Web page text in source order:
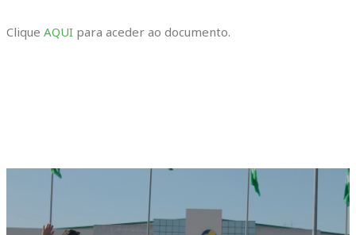
Clique AQUI para aceder ao documento.